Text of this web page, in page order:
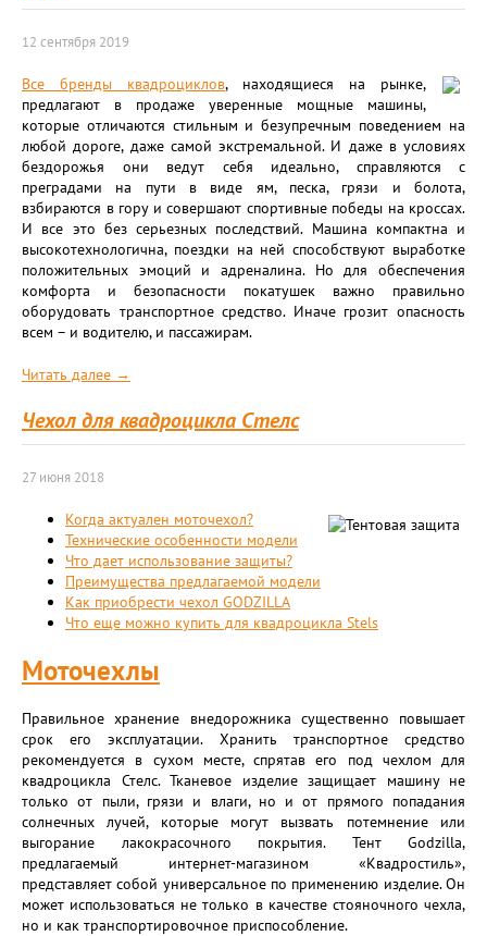
12 сентября 2019
Все бренды квадроциклов, находящиеся на рынке,
предлагают в продаже уверенные мощные машины,
которые отличаются стильным и безупречным поведением на
любой дороге, даже самой экстремальной. И даже в условиях
бездорожья они ведут себя идеально, справляются с
преградами на пути в виде ям, песка, грязи и болота,
взбираются в гору и совершают спортивные победы на кроссах.
И все это без серьезных последствий. Машина компактна и
высокотехнологична, поездки на ней способствуют выработке
положительных эмоций и адреналина. Но для обеспечения
комфорта и безопасности покатушек важно правильно
оборудовать транспортное средство. Иначе грозит опасность
всем – и водителю, и пассажирам.
Читать далее →
Чехол для квадроцикла Стелс
27 июня 2018
Когда актуален моточехол?
Технические особенности модели
Что дает использование защиты?
Преимущества предлагаемой модели
Как приобрести чехол GODZILLA
Что еще можно купить для квадроцикла Stels
Моточехлы
Правильное хранение внедорожника существенно повышает
срок его эксплуатации. Хранить транспортное средство
рекомендуется в сухом месте, спрятав его под чехлом для
квадроцикла Стелс. Тканевое изделие защищает машину не
только от пыли, грязи и влаги, но и от прямого попадания
солнечных лучей, которые могут вызвать потемнение или
выгорание лакокрасочного покрытия. Тент Godzilla,
предлагаемый интернет-магазином «Квадростиль»,
представляет собой универсальное по применению изделие. Он
может использоваться не только в качестве стояночного чехла,
но и как транспортировочное приспособление.